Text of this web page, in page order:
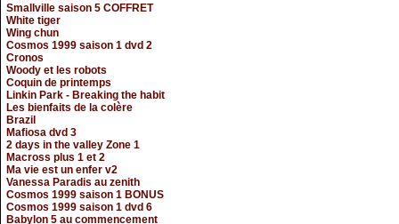
Smallville saison 5 COFFRET
White tiger
Wing chun
Cosmos 1999 saison 1 dvd 2
Cronos
Woody et les robots
Coquin de printemps
Linkin Park - Breaking the habit
Les bienfaits de la colère
Brazil
Mafiosa dvd 3
2 days in the valley Zone 1
Macross plus 1 et 2
Ma vie est un enfer v2
Vanessa Paradis au zenith
Cosmos 1999 saison 1 BONUS
Cosmos 1999 saison 1 dvd 6
Babylon 5 au commencement